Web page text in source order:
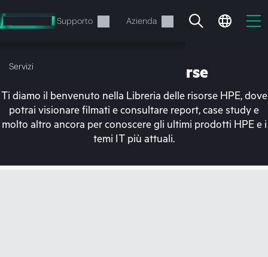
al
contenuto
Supporto Azienda
Servizi
Il carrello è attualmente
Libreria delle risorse
Ti diamo il benvenuto nella Libreria delle risorse HPE, dove
potrai visionare filmati e consultare report, case study e
molto altro ancora per conoscere gli ultimi prodotti HPE e i
temi IT più attuali.